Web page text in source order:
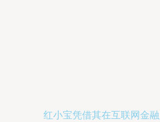
红小宝凭借其在互联网金